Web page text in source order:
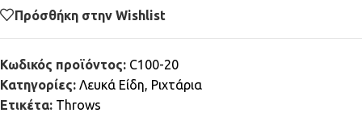
Πρόσθήκη στην Wishlist
Κωδικός προϊόντος: C100-20
Κατηγορίες: Λευκά Είδη, Ριχτάρια
Ετικέτα: Throws